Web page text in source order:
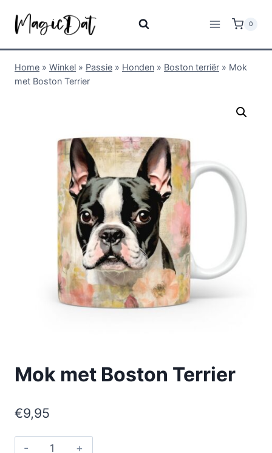
0
Home » Winkel » Passie » Honden » Boston terriër » Mok
met Boston Terrier
Mok met Boston Terrier
€9,95